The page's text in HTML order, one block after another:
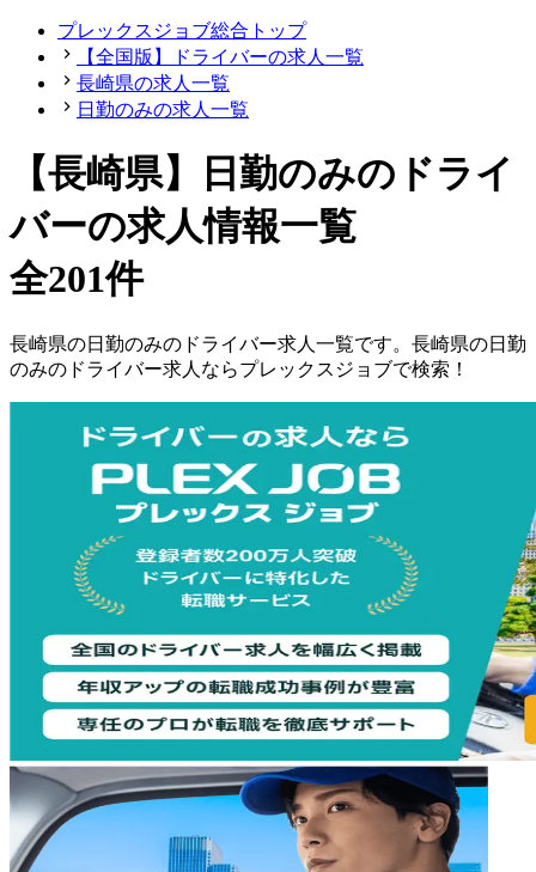
プレックスジョブ総合トップ
【全国版】ドライバーの求人一覧
長崎県の求人一覧
日勤のみの求人一覧
【長崎県】日勤のみのドライ
バーの求人情報一覧
全201件
長崎県の日勤のみの ドライバー求人一覧です。 長崎県の日勤
のみの ドライバー求人ならプレックスジョブで検索！